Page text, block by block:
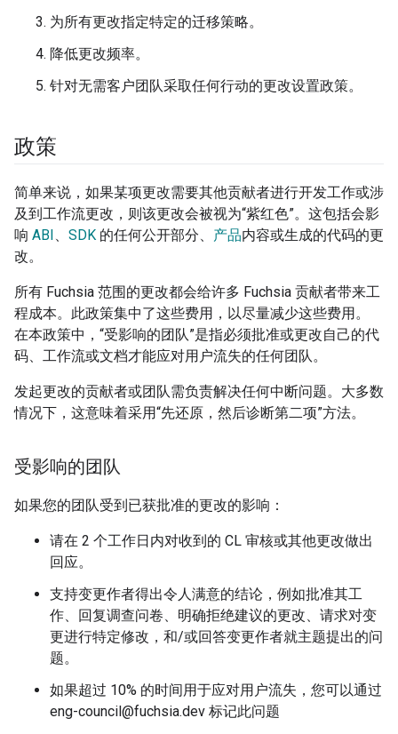
为所有更改指定特定的迁移策略。
降低更改频率。
针对无需客户团队采取任何行动的更改设置政策。
政策
简单来说，如果某项更改需要其他贡献者进行开发工作或涉
及到工作流更改，则该更改会被视为“紫红色”。这包括会影
响 ABI、 SDK 的任何公开部分、 产品内容或生成的代码的更
改。
所有 Fuchsia 范围的更改都会给许多 Fuchsia 贡献者带来工
程成本。此政策集中了这些费用，以尽量减少这些费用。
在本政策中，“受影响的团队”是指必须批准或更改自己的代
码、工作流或文档才能应对用户流失的任何团队。
发起更改的贡献者或团队需负责解决任何中断问题。大多数
情况下，这意味着采用“先还原，然后诊断第二项”方法。
受影响的团队
如果您的团队受到已获批准的更改的影响：
请在 2 个工作日内对收到的 CL 审核或其他更改做出
回应。
支持变更作者得出令人满意的结论，例如批准其工
作、回复调查问卷、明确拒绝建议的更改、请求对变
更进行特定修改，和/或回答变更作者就主题提出的问
题。
如果超过 10% 的时间用于应对用户流失，您可以通过
eng-council@fuchsia.dev 标记此问题